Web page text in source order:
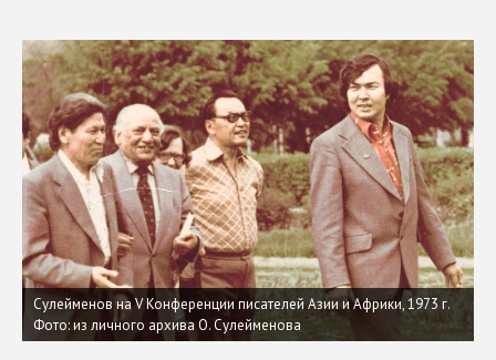
Сулейменов на V Конференции писателей Азии и Африки, 1973 г.
Фото: из личного архива О. Сулейменова